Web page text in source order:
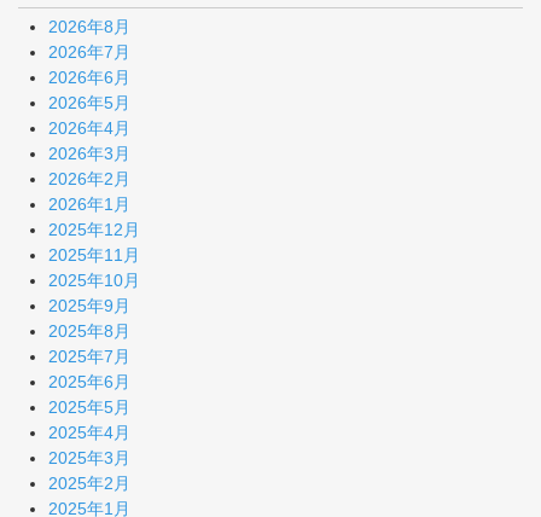
2026年8月
2026年7月
2026年6月
2026年5月
2026年4月
2026年3月
2026年2月
2026年1月
2025年12月
2025年11月
2025年10月
2025年9月
2025年8月
2025年7月
2025年6月
2025年5月
2025年4月
2025年3月
2025年2月
2025年1月